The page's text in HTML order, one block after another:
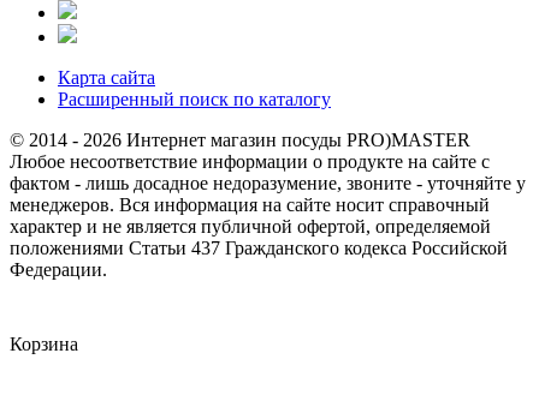
Карта сайта
Расширенный поиск по каталогу
© 2014 - 2026 Интернет магазин посуды PRO)MASTER
Любое несоответствие информации о продукте на сайте с
фактом - лишь досадное недоразумение, звоните - уточняйте у
менеджеров. Вся информация на сайте носит справочный
характер и не является публичной офертой, определяемой
положениями Статьи 437 Гражданского кодекса Российской
Федерации.
Корзина